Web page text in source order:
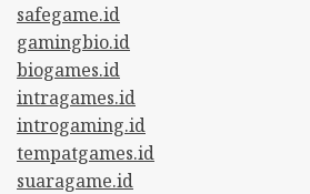
safegame.id
gamingbio.id
biogames.id
intragames.id
introgaming.id
tempatgames.id
suaragame.id